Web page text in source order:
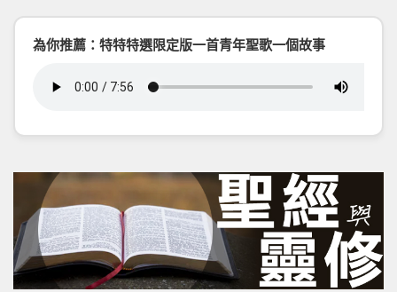
為你推薦：特特特選限定版一首青年聖歌一個故事